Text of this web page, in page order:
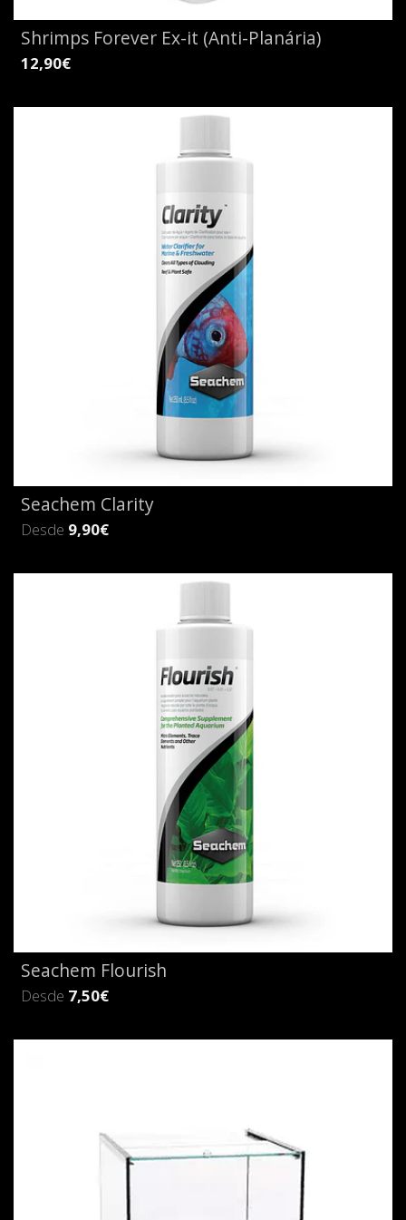
Shrimps Forever Ex-it (Anti-Planária)
12,90€
Seachem Clarity
Desde 9,90€
Seachem Flourish
Desde 7,50€